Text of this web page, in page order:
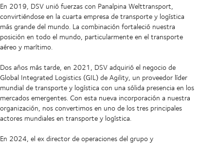
En 2019, DSV unió fuerzas con Panalpina Welttransport,
convirtiéndose en la cuarta empresa de transporte y logística
más grande del mundo. La combinación fortaleció nuestra
posición en todo el mundo, particularmente en el transporte
aéreo y marítimo.
Dos años más tarde, en 2021, DSV adquirió el negocio de
Global Integrated Logistics (GIL) de Agility, un proveedor líder
mundial de transporte y logística con una sólida presencia en los
mercados emergentes. Con esta nueva incorporación a nuestra
organización, nos convertimos en uno de los tres principales
actores mundiales en transporte y logística.
En 2024, el ex director de operaciones del grupo y